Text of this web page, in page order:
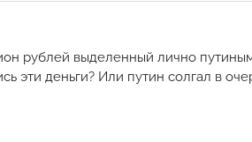
рублей выделенный лично
эти деньги? Или путин солгал в